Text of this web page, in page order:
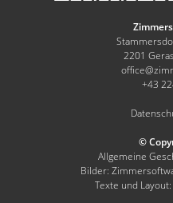
2201
+43
©
Allgemeine
Bilder:
Texte und